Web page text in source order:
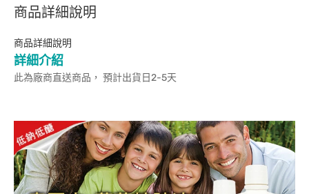
商品詳細說明
商品詳細說明
詳細介紹
此為廠商直送商品， 預計出貨日2-5天